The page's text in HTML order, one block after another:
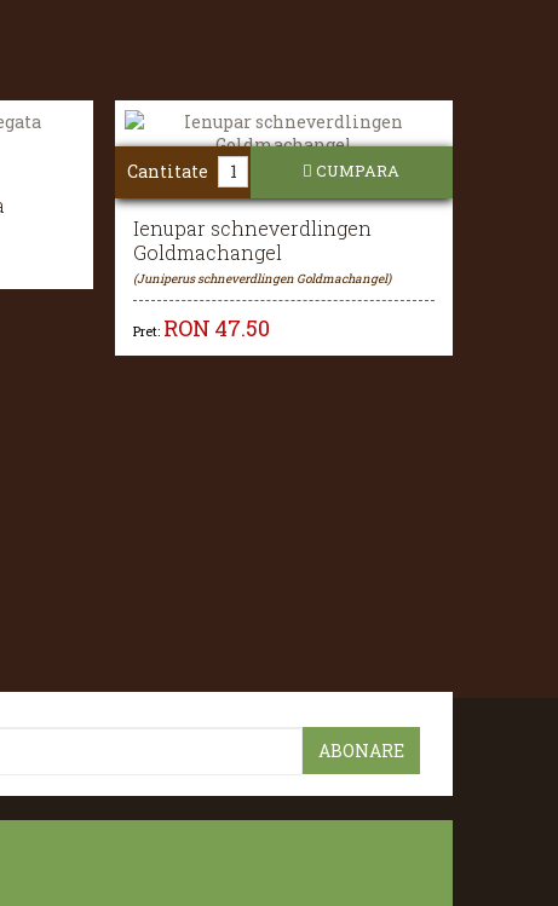
Ienupar schneverdlingen
Goldmachangel
(Juniperus schneverdlingen Goldmachangel)
Pret: RON 47.50
Cantitate CUMPARA